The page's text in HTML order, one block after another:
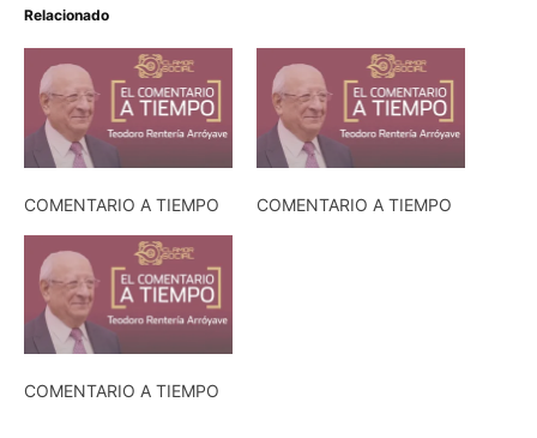
Relacionado
COMENTARIO A TIEMPO COMENTARIO A TIEMPO
COMENTARIO A TIEMPO